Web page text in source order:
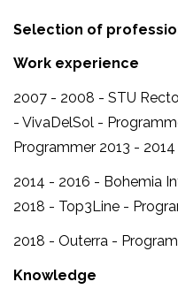
Selection of
Work experience
2007 - 2008 - STU
- VivaDelSol -
Programmer 2013 -
2014 - 2016 - Bohemia
2018 - Top3Line -
2018 - Outerra -
Knowledge